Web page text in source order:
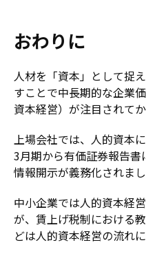
おわりに
人材を「資本」として捉
すことで中長期的な企業
資本経営）が注目されて
上場会社では、人的資本
3月期から有価証券報告
情報開示が義務化されまし
中小企業では人的資本経
が、賃上げ税制における
どは人的資本経営の流れ